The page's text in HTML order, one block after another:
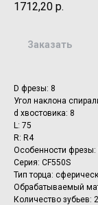
1712,20 р.
Заказать
D фрезы: 8
Угол наклона
d хвостовика: 8
L: 75
R: R4
Особенности фрезы:
Серия: CF550S
Тип торца:
Обрабатываемый
Количество зубьев: 2